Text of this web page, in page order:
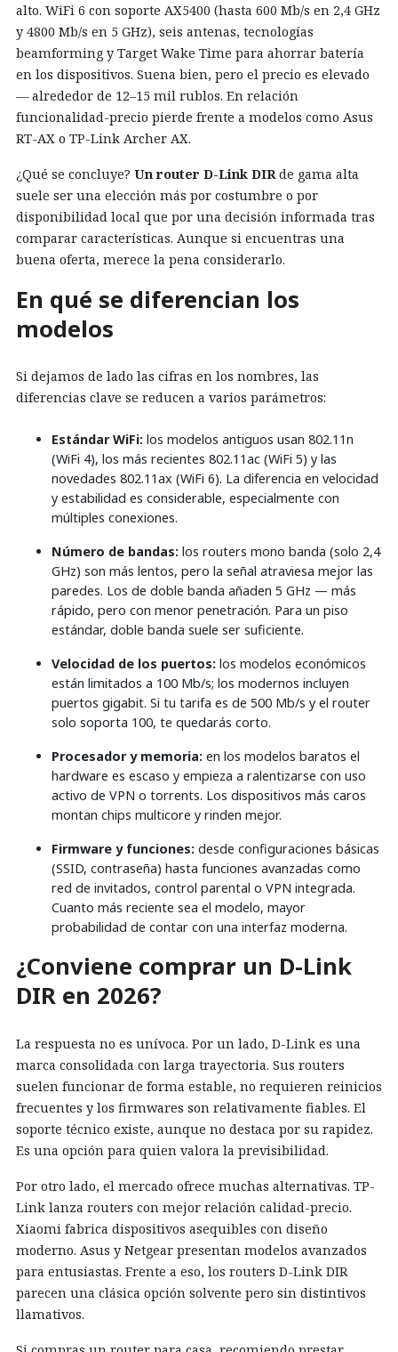
alto. WiFi 6 con soporte AX5400 (hasta 600 Mb/s en 2,4 GHz
y 4800 Mb/s en 5 GHz), seis antenas, tecnologías
beamforming y Target Wake Time para ahorrar batería
en los dispositivos. Suena bien, pero el precio es elevado
— alrededor de 12–15 mil rublos. En relación
funcionalidad-precio pierde frente a modelos como Asus
RT-AX o TP-Link Archer AX.
¿Qué se concluye? Un router D-Link DIR de gama alta
suele ser una elección más por costumbre o por
disponibilidad local que por una decisión informada tras
comparar características. Aunque si encuentras una
buena oferta, merece la pena considerarlo.
En qué se diferencian los
modelos
Si dejamos de lado las cifras en los nombres, las
diferencias clave se reducen a varios parámetros:
Estándar WiFi: los modelos antiguos usan 802.11n
(WiFi 4), los más recientes 802.11ac (WiFi 5) y las
novedades 802.11ax (WiFi 6). La diferencia en velocidad
y estabilidad es considerable, especialmente con
múltiples conexiones.
Número de bandas: los routers mono banda (solo 2,4
GHz) son más lentos, pero la señal atraviesa mejor las
paredes. Los de doble banda añaden 5 GHz — más
rápido, pero con menor penetración. Para un piso
estándar, doble banda suele ser suficiente.
Velocidad de los puertos: los modelos económicos
están limitados a 100 Mb/s; los modernos incluyen
puertos gigabit. Si tu tarifa es de 500 Mb/s y el router
solo soporta 100, te quedarás corto.
Procesador y memoria: en los modelos baratos el
hardware es escaso y empieza a ralentizarse con uso
activo de VPN o torrents. Los dispositivos más caros
montan chips multicore y rinden mejor.
Firmware y funciones: desde configuraciones básicas
(SSID, contraseña) hasta funciones avanzadas como
red de invitados, control parental o VPN integrada.
Cuanto más reciente sea el modelo, mayor
probabilidad de contar con una interfaz moderna.
¿Conviene comprar un D-Link
DIR en 2026?
La respuesta no es unívoca. Por un lado, D-Link es una
marca consolidada con larga trayectoria. Sus routers
suelen funcionar de forma estable, no requieren reinicios
frecuentes y los firmwares son relativamente fiables. El
soporte técnico existe, aunque no destaca por su rapidez.
Es una opción para quien valora la previsibilidad.
Por otro lado, el mercado ofrece muchas alternativas. TP-
Link lanza routers con mejor relación calidad-precio.
Xiaomi fabrica dispositivos asequibles con diseño
moderno. Asus y Netgear presentan modelos avanzados
para entusiastas. Frente a eso, los routers D-Link DIR
parecen una clásica opción solvente pero sin distintivos
llamativos.